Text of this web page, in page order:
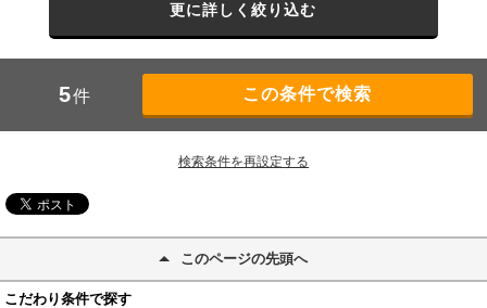
更に詳しく絞り込む
5件
検索条件を再設定する
このページの先頭へ
こだわり条件で探す